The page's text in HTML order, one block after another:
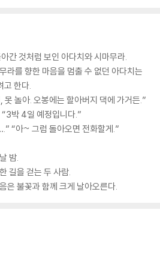
간 것처럼 보인 아다치와 시마무라.
라를 향한 마음을 멈출 수 없던 아다치는
고 한다.
놀아. 오봉에는 할아버지 댁에 가거든.”
박 4일 예정입니다.”
“아~ 그럼 돌아오면 전화할게.”
밤.
길을 걷는 두 사람.
은 불꽃과 함께 크게 날아오른다.